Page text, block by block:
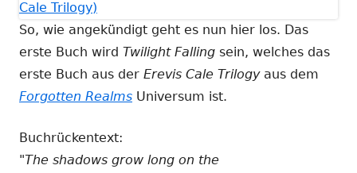
So, wie angekündigt geht es nun hier los. Das
erste Buch wird Twilight Falling sein, welches das
erste Buch aus der Erevis Cale Trilogyaus dem
Forgotten Realms Universum ist.
Buchrückentext:
"The shadows grow long on the